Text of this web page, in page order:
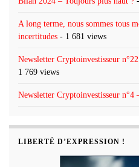
A long terme, nous sommes tous
incertitudes - 1 681 views
Newsletter Cryptoinvestisseur
1 769 views
Newsletter Cryptoinvestisseur n°4
LIBERTÉ D’EXPRESSION !